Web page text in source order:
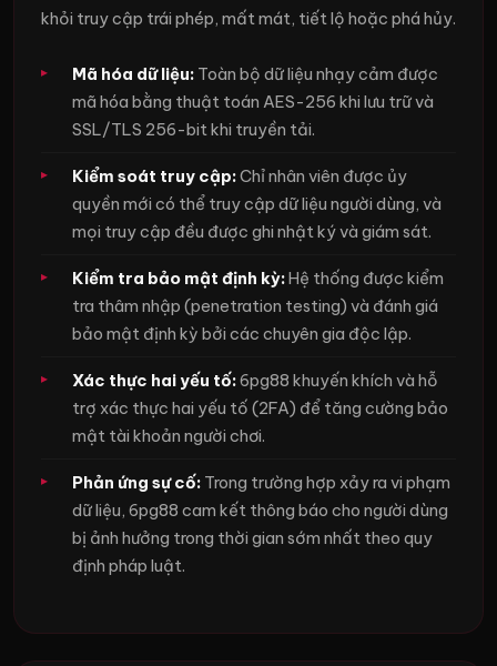
khỏi truy cập trái phép, mất mát, tiết lộ hoặc phá hủy.
Mã hóa dữ liệu: Toàn bộ dữ liệu nhạy cảm được
mã hóa bằng thuật toán AES-256 khi lưu trữ và
SSL/TLS 256-bit khi truyền tải.
Kiểm soát truy cập:Chỉ nhân viên được ủy
quyền mới có thể truy cập dữ liệu người dùng, và
mọi truy cập đều được ghi nhật ký và giám sát.
Kiểm tra bảo mật định kỳ:Hệ thống được kiểm
tra thâm nhập (penetration testing) và đánh giá
bảo mật định kỳ bởi các chuyên gia độc lập.
Xác thực hai yếu tố:6pg88 khuyến khích và hỗ
trợ xác thực hai yếu tố (2FA) để tăng cường bảo
mật tài khoản người chơi.
Phản ứng sự cố: Trong trường hợp xảy ra vi phạm
dữ liệu, 6pg88 cam kết thông báo cho người dùng
bị ảnh hưởng trong thời gian sớm nhất theo quy
định pháp luật.